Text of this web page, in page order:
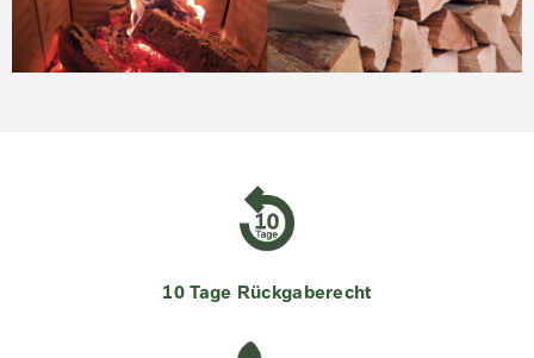
10 Tage Rückgaberecht